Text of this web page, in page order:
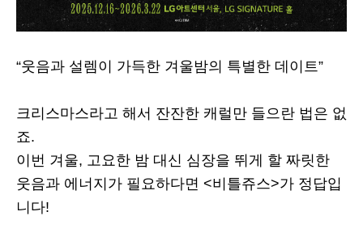
“웃음과 설렘이 가득한 겨울밤의 특별한 데이트”
크리스마스라고 해서 잔잔한 캐럴만 들으란 법은 없
죠.
이번 겨울, 고요한 밤 대신 심장을 뛰게 할 짜릿한
웃음과 에너지가 필요하다면 <비틀쥬스>가 정답입
니다!